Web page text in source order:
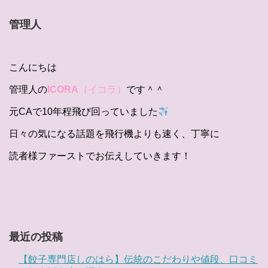
管理人
こんにちは
管理人の ICORA （イコラ） です＾＾
元CAで10年程飛び回っていました
日々の気になる話題を飛行機よりも速く、丁寧に
読者様ファーストでお伝えしていきます！
最近の投稿
【餃子専門店しのはら】伝統のこだわりや値段、口コミ